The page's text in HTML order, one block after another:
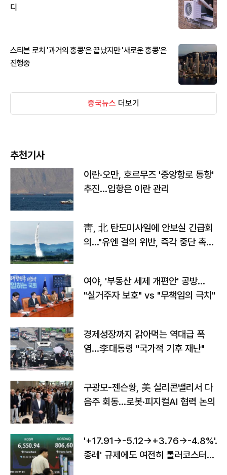
디
스티븐 로치 '과거의 홍콩'은 끝났지만 '새로운 홍콩'은
진행중
중국뉴스 더보기
추천기사
이란·오만, 호르무즈 '중앙항로 통항'
추진…입항은 이란 관리
靑, 北 탄도미사일에 안보실 긴급회
의…"유엔 결의 위반, 즉각 중단 촉
여야, '부동산 세제 개편안' 공방…
"실거주자 보호" vs "무책임의 극치"
경제성장까지 갉아먹는 역대급 폭
염…李대통령 "국가적 기후 재난"
구광모-젠슨황, 美 실리콘밸리서 다
음주 회동…로봇·피지컬AI 협력 논의
'+17.91→-5.12→+3.76→-4.8%'…'
종레' 규제에도 여전히 롤러코스터